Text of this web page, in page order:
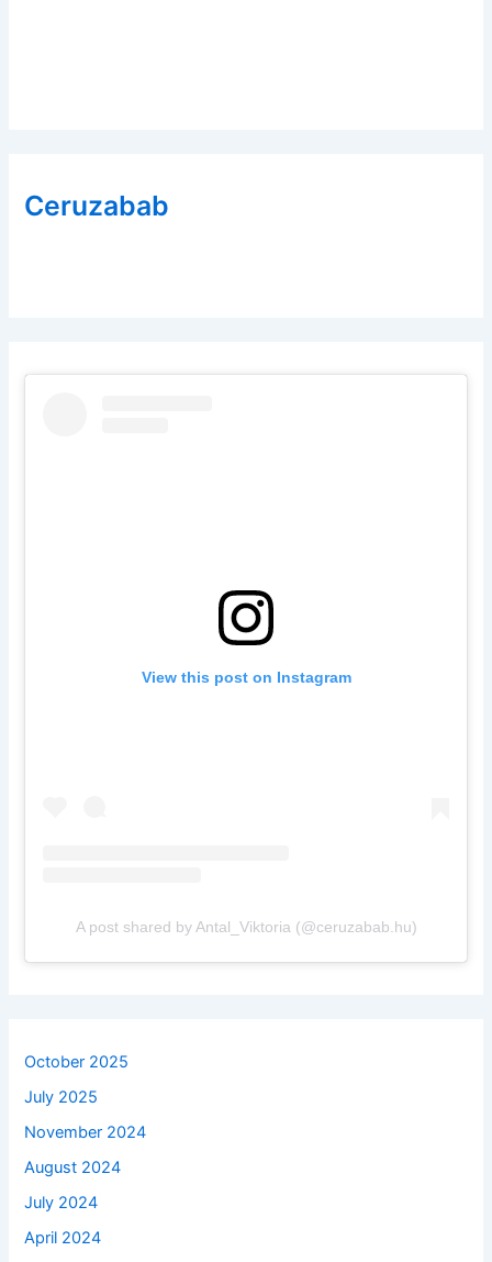
Ceruzabab
View this post on Instagram
A post shared by Antal_Viktoria (@ceruzabab.hu)
October 2025
July 2025
November 2024
August 2024
July 2024
April 2024